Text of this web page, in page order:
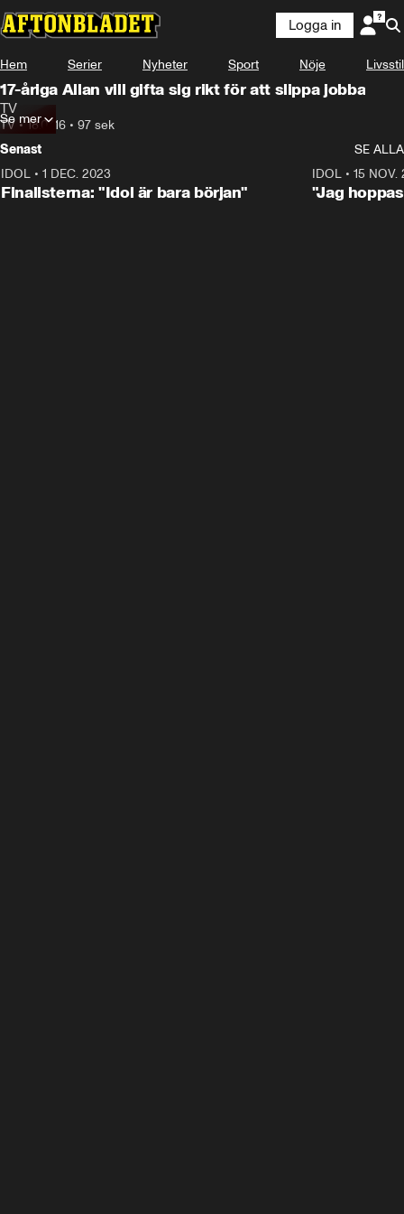
Logga in
Hem Serier Nyheter Sport Nöje Livsstil
17-åriga Allan vill gifta sig rikt för att slippa jobba
TV
TV •18.07.16 • 97 sek
Se mer
Senast
SE ALLA
IDOL • 1 DEC. 2023
Finalisterna: "Idol är bara början"
IDOL• 15 NOV.
"Jag